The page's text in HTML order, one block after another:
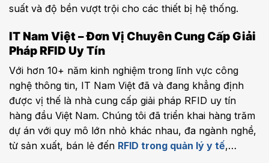
suất và độ bền vượt trội cho các thiết bị hệ thống.
IT Nam Việt – Đơn Vị Chuyên Cung Cấp Giải
Pháp RFID Uy Tín
Với hơn 10+ năm kinh nghiệm trong lĩnh vực công
nghệ thông tin, IT Nam Việt đã và đang khẳng định
được vị thế là nhà cung cấp giải pháp RFID uy tín
hàng đầu Việt Nam. Chúng tôi đã triển khai hàng trăm
dự án với quy mô lớn nhỏ khác nhau, đa ngành nghề,
từ sản xuất, bán lẻ đến RFID trong quản lý y tế,…